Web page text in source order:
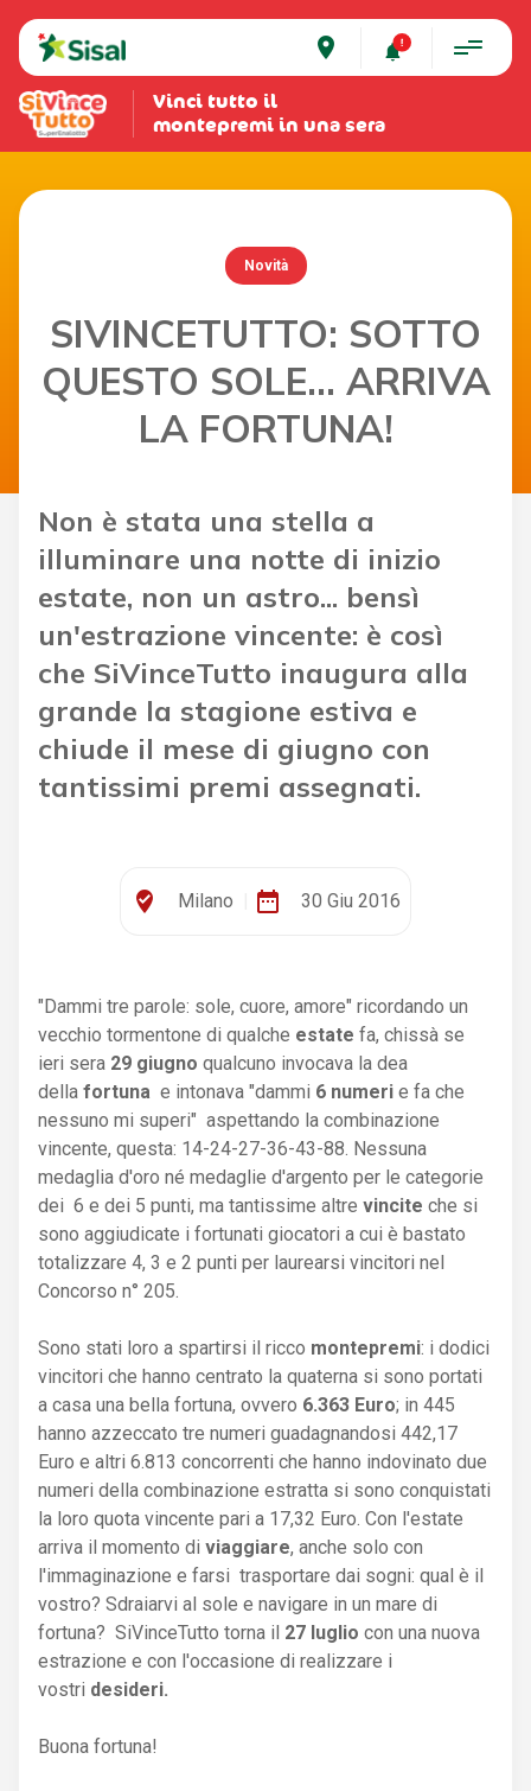
place
Vinci tutto il
montepremi in una sera
Novità
SIVINCETUTTO: SOTTO
QUESTO SOLE... ARRIVA
LA FORTUNA!
Non è stata una stella a
illuminare una notte di inizio
estate, non un astro... bensì
un'estrazione vincente: è così
che SiVinceTutto inaugura alla
grande la stagione estiva e
chiude il mese di giugno con
tantissimi premi assegnati.
where_to_vote Milano date_range 30 Giu 2016
"Dammi tre parole: sole, cuore, amore" ricordando un
vecchio tormentone di qualche estate fa, chissà se
ieri sera 29 giugno qualcuno invocava la dea
della fortuna e intonava "dammi 6 numeri e fa che
nessuno mi superi" aspettando la combinazione
vincente, questa: 14-24-27-36-43-88. Nessuna
medaglia d'oro né medaglie d'argento per le categorie
dei 6 e dei 5 punti, ma tantissime altre vincite che si
sono aggiudicate i fortunati giocatori a cui è bastato
totalizzare 4, 3 e 2 punti per laurearsi vincitori nel
Concorso n° 205.
Sono stati loro a spartirsi il ricco montepremi: i dodici
vincitori che hanno centrato la quaterna si sono portati
a casa una bella fortuna, ovvero 6.363 Euro; in 445
hanno azzeccato tre numeri guadagnandosi 442,17
Euro e altri 6.813 concorrenti che hanno indovinato due
numeri della combinazione estratta si sono conquistati
la loro quota vincente pari a 17,32 Euro. Con l'estate
arriva il momento di viaggiare, anche solo con
l'immaginazione e farsi trasportare dai sogni: qual è il
vostro? Sdraiarvi al sole e navigare in un mare di
fortuna? SiVinceTutto torna il 27 luglio con una nuova
estrazione e con l'occasione di realizzare i
vostri desideri.
Buona fortuna!